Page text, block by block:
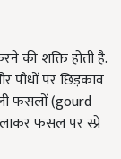
की शक्ति होती है.
पौधों पर छिड़काव
फसलों (gourd
फसल पर स्प्रे